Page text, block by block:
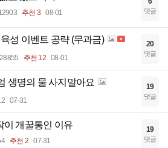
추천 3 08-01 댓글
성 이벤트 공략 (무과금)
추천 12 08-01
20
댓글
생명의 물 사지말아요
07-31
19
댓글
이 개꿀통인 이유
추천 2 07-31
19
댓글